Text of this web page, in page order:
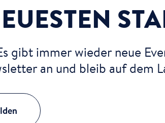
gibt immer wieder neue
an und bleib auf dem